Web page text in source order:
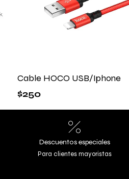
Cable HOCO USB/Iphone
$250
Descuentos especiales
Para clientes mayoristas